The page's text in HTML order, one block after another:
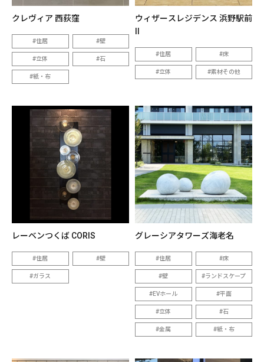
クレヴィア 西荻窪
住居 壁
立体 石
紙・布
ウィザースレジデンス 浜野駅前
住居 床
立体 素材その他
レーベンつくば CORIS
住居 壁
ガラス
グレーシアタワーズ海老名
住居 床
壁 ランドスケープ
EVホール 平面
立体 石
金属 紙・布